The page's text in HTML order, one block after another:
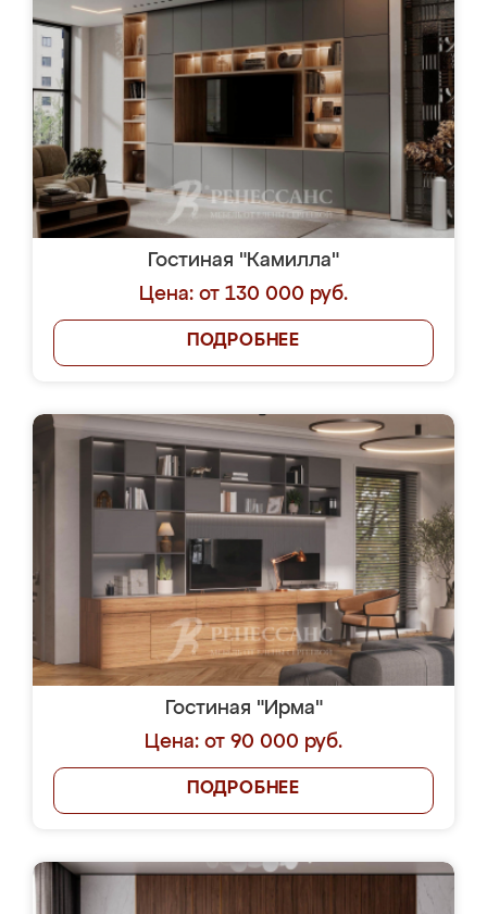
Гостиная "Камилла"
Цена: от 130 000 руб.
ПОДРОБНЕЕ
Гостиная "Ирма"
Цена: от 90 000 руб.
ПОДРОБНЕЕ